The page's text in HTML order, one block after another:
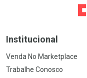
Ir
Institucional
Venda No Marketplace
Trabalhe Conosco